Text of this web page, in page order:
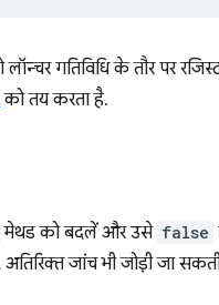
लॉन्चर गतिविधि के तौर पर
को तय करता है.
मेथड को बदलें और उसे false
जांच भी जोड़ी जा